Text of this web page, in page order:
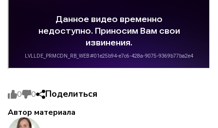
0 0 Поделиться
Автор материала